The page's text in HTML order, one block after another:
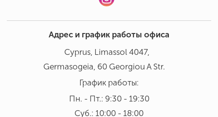
Адрес и график работы офиса
Cyprus, Limassol 4047,
Germasogeia, 60 Georgiou A Str.
График работы:
Пн. - Пт.: 9:30 - 19:30
Суб.: 10:00 - 18:00